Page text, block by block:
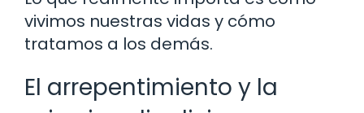
vivimos nuestras vidas y cómo
tratamos a los demás.
El arrepentimiento y la